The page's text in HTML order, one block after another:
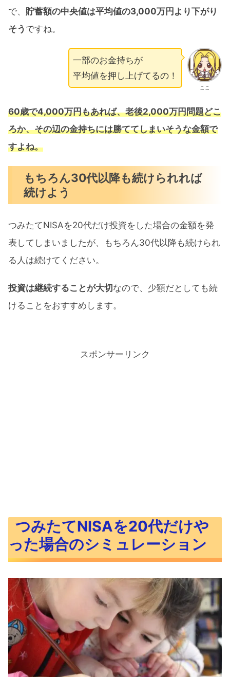
で、 貯蓄額の中央値は平均値の3,000万円より下がり
そう ですね。
ここ
一部のお金持ちが
平均値を押し上げてるの！
60歳で4,000万円もあれば、老後2,000万円問題どこ
ろか、その辺の金持ちには勝ててしまいそうな金額で
すよね。
もちろん30代以降も続けられれば
続けよう
つみたてNISAを20代だけ投資をした場合の金額を発
表してしまいましたが、もちろん30代以降も続けられ
る人は続けてください。
投資は継続することが大切 なので、少額だとしても続
けることをおすすめします。
スポンサーリンク
つみたてNISAを20代だけや
った場合のシミュレーション